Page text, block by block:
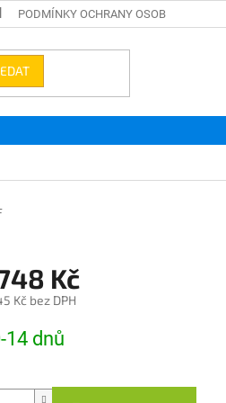
PODMÍNKY OCHRANY OSOBNÍCH ÚDAJŮ
Kč
Kč bez DPH
14 dnů